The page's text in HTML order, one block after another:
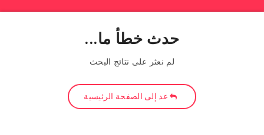
حدث خطأ ما...
لم نعثر على نتائج البحث
عد إلى الصفحة الرئيسية